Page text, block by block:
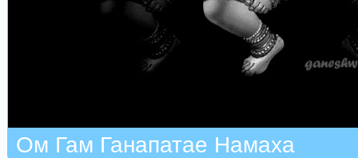
Ом Гам Ганапатае Намаха